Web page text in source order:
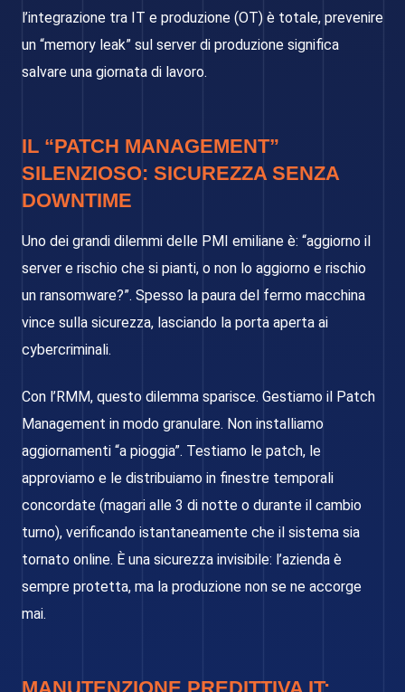
l’integrazione tra IT e produzione (OT) è totale, prevenire
un “memory leak” sul server di produzione significa
salvare una giornata di lavoro.
IL “PATCH MANAGEMENT”
SILENZIOSO: SICUREZZA SENZA
DOWNTIME
Uno dei grandi dilemmi delle PMI emiliane è: “aggiorno il
server e rischio che si pianti, o non lo aggiorno e rischio
un ransomware?”. Spesso la paura del fermo macchina
vince sulla sicurezza, lasciando la porta aperta ai
cybercriminali.
Con l’RMM, questo dilemma sparisce. Gestiamo il Patch
Management in modo granulare. Non installiamo
aggiornamenti “a pioggia”. Testiamo le patch, le
approviamo e le distribuiamo in finestre temporali
concordate (magari alle 3 di notte o durante il cambio
turno), verificando istantaneamente che il sistema sia
tornato online. È una sicurezza invisibile: l’azienda è
sempre protetta, ma la produzione non se ne accorge
mai.